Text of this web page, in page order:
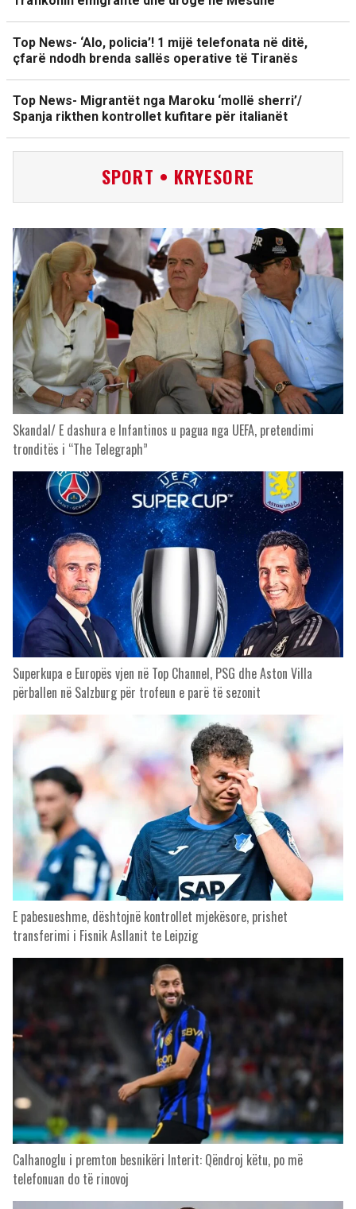
Top News- ‘Alo, policia’! 1 mijë telefonata në ditë,
çfarë ndodh brenda sallës operative të Tiranës
Top News- Migrantët nga Maroku ‘mollë sherri’/
Spanja rikthen kontrollet kufitare për italianët
SPORT • KRYESORE
Skandal/ E dashura e Infantinos u pagua nga UEFA, pretendimi
tronditës i “The Telegraph”
Superkupa e Europës vjen në Top Channel, PSG dhe Aston Villa
përballen në Salzburg për trofeun e parë të sezonit
E pabesueshme, dështojnë kontrollet mjekësore, prishet
transferimi i Fisnik Asllanit te Leipzig
Calhanoglu i premton besnikëri Interit: Qëndroj këtu, po më
telefonuan do të rinovoj